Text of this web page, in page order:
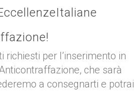
per l’inserimento in
che sarà
a consegnarti e potrai